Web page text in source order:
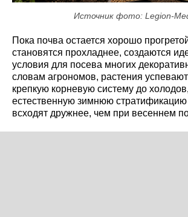
Источник фото: Legion-
Пока почва остается хорошо
становятся прохладнее, создаются
условия для посева многих
словам агрономов, растения
крепкую корневую систему до
естественную зимнюю стратификацию
всходят дружнее, чем при весеннем